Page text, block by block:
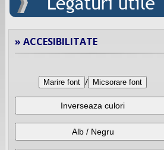
» ACCESIBILITATE
Marire font / Micsorare font
Inverseaza culori
Alb / Negru